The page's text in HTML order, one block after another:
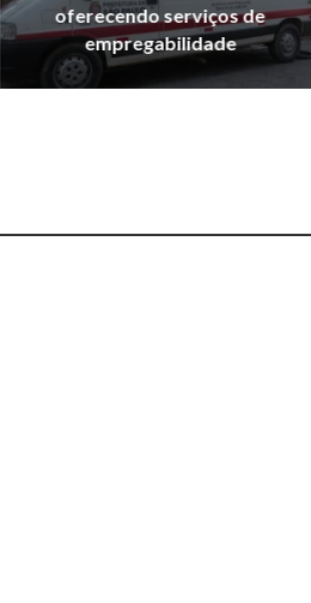
oferecendo serviços de
empregabilidade